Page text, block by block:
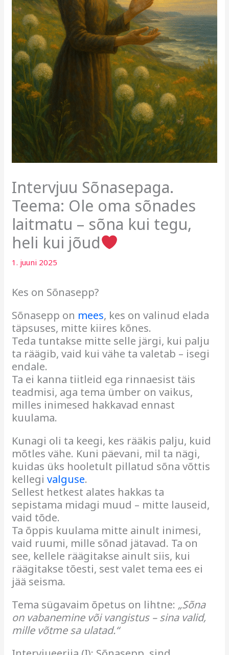
Intervjuu Sõnasepaga.
Teema: Ole oma sõnades
laitmatu – sõna kui tegu,
heli kui jõud
1. juuni 2025
Kes on Sõnasepp?
Sõnasepp on mees, kes on valinud elada
täpsuses, mitte kiires kõnes.
Teda tuntakse mitte selle järgi, kui palju
ta räägib, vaid kui vähe ta valetab – isegi
endale.
Ta ei kanna tiitleid ega rinnaesist täis
teadmisi, aga tema ümber on vaikus,
milles inimesed hakkavad ennast
kuulama.
Kunagi oli ta keegi, kes rääkis palju, kuid
mõtles vähe. Kuni päevani, mil ta nägi,
kuidas üks hooletult pillatud sõna võttis
kellegivalguse.
Sellest hetkest alates hakkas ta
sepistama midagi muud – mitte lauseid,
vaid tõde.
Ta õppis kuulama mitte ainult inimesi,
vaid ruumi, mille sõnad jätavad. Ta on
see, kellele räägitakse ainult siis, kui
räägitakse tõesti, sest valet tema ees ei
jää seisma.
Tema sügavaim õpetus on lihtne: „Sõna
on vabanemine või vangistus – sina valid,
mille võtme sa ulatad.“